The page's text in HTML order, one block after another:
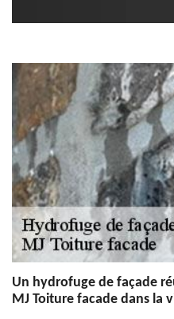
Un hydrofuge de façade
MJ Toiture facade dans la